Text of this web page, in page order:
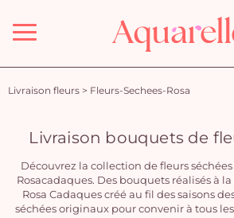
Menu
Livraison fleurs > Fleurs-Sechees-Rosa
Livraison bouquets de
Découvrez la collection de fleurs
Rosacadaques. Des bouquets réalisés à
Rosa Cadaques créé au fil des saisons
séchées originaux pour convenir à tous